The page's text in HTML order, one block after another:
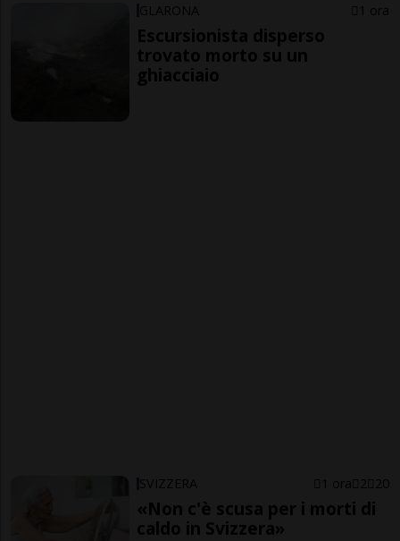
GLARONA 1 ora
Escursionista disperso
trovato morto su un
ghiacciaio
SVIZZERA 1 ora 2 20
«Non c'è scusa per i morti di
caldo in Svizzera»